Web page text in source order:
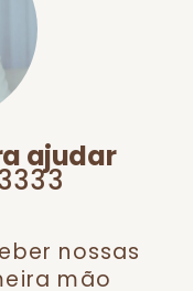
ajudar
nossas
mão